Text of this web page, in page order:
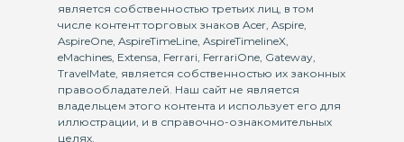
является собственностью третьих лиц, в том
числе контент торговых знаков Acer, Aspire,
AspireOne, AspireTimeLine, AspireTimelineX,
eMachines, Extensa, Ferrari, FerrariOne, Gateway,
TravelMate, является собственностью их законных
правообладателей. Наш сайт не является
владельцем этого контента и использует его для
иллюстрации, и в справочно-ознакомительных
целях.